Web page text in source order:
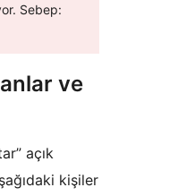
Sebep:
ve
açık
kişiler